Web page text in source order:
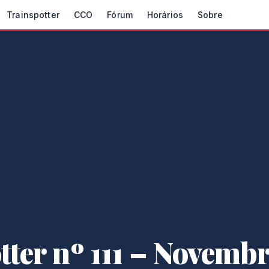
Trainspotter CCO Fórum Horários Sobre
nº 111 –